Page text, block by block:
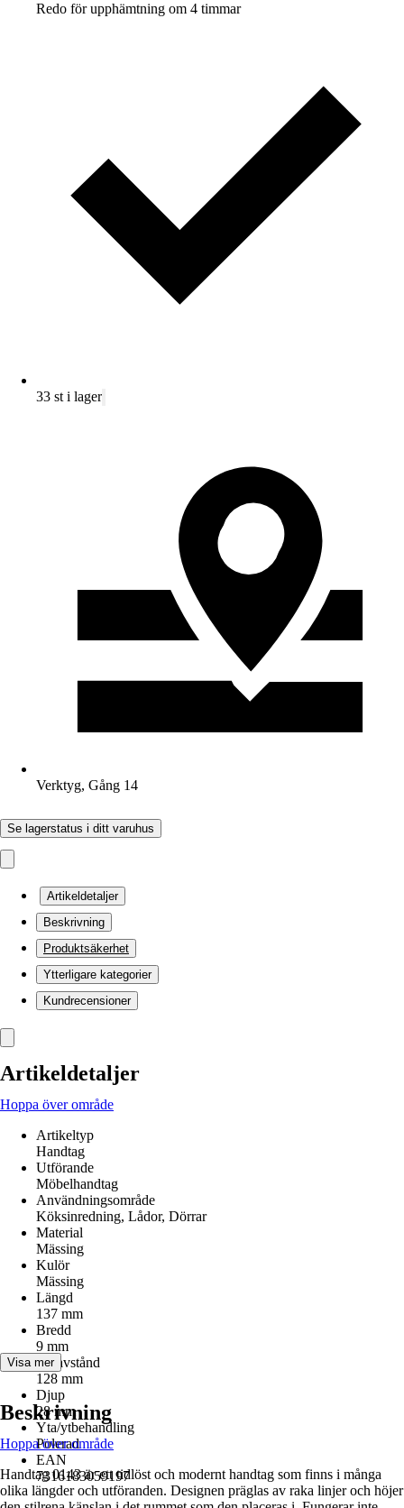
Redo för upphämtning om 4 timmar
33 st i lager
Verktyg, Gång 14
Se lagerstatus i ditt varuhus
Artikeldetaljer
Beskrivning
Produktsäkerhet
Ytterligare kategorier
Kundrecensioner
Artikeldetaljer
Hoppa över område
Artikeltyp
Handtag
Utförande
Möbelhandtag
Användningsområde
Köksinredning, Lådor, Dörrar
Material
Mässing
Kulör
Mässing
Längd
137 mm
Bredd
9 mm
Hålavstånd
128 mm
Djup
28 mm
Yta/ytbehandling
Polerad
EAN
7316183059197
Visa mer
Beskrivning
Hoppa över område
Handtag 0143 är ett tidlöst och modernt handtag som finns i många
olika längder och utföranden. Designen präglas av raka linjer och höjer